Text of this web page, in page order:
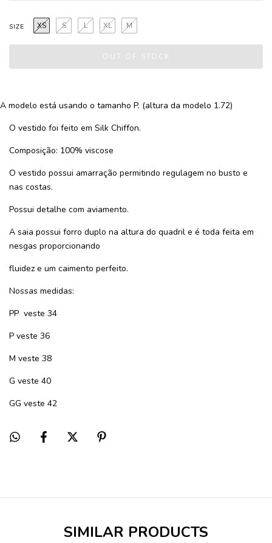
SIZE XS S M
L XL
A modelo está usando o tamanho P. (altura da modelo 1.72)
O vestido foi feito em Silk Chiffon.
Composição: 100% viscose
O vestido possui amarração permitindo regulagem no busto e
nas costas.
Possui detalhe com aviamento.
A saia possui forro duplo na altura do quadril e é toda feita em
nesgas proporcionando
fluidez e um caimento perfeito.
Nossas medidas:
PP veste 34
P veste 36
M veste 38
G veste 40
GG veste 42
SIMILAR PRODUCTS